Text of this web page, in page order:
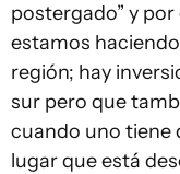
postergado” y
estamos
región; hay
sur pero que
cuando uno tiene
lugar que está